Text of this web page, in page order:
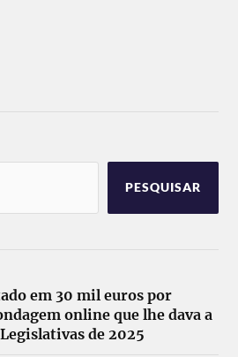
PESQUISAR
em 30 mil euros por
online que lhe dava a
de 2025